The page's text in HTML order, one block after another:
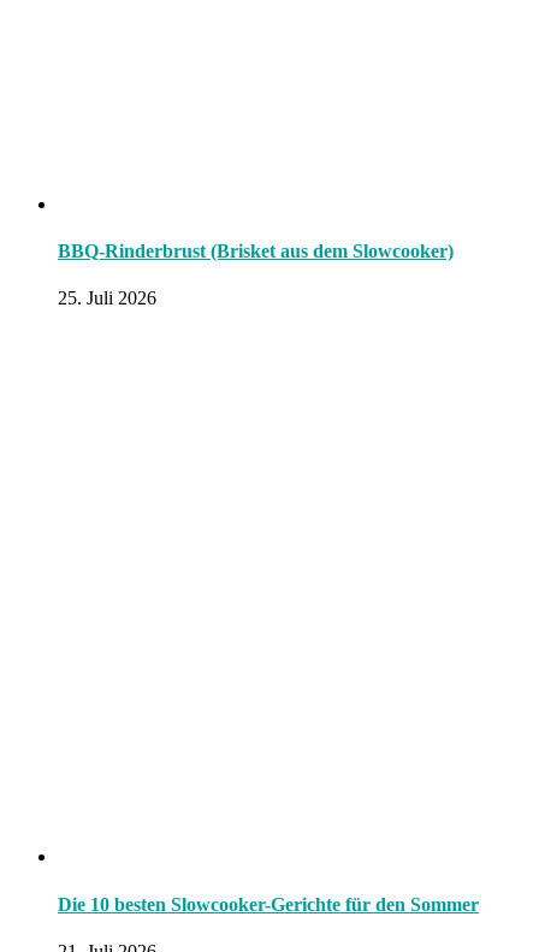
BBQ-Rinderbrust (Brisket aus dem Slowcooker)
25. Juli 2026
Die 10 besten Slowcooker-Gerichte für den Sommer